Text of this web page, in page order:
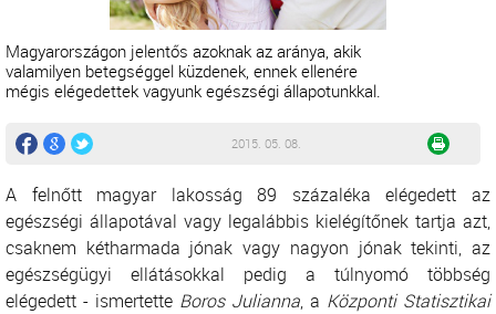
Magyarországon jelentős azoknak az aránya, akik
valamilyen betegséggel küzdenek, ennek ellenére
mégis elégedettek vagyunk egészségi állapotunkkal.
2015. 05. 08.
A felnőtt magyar lakosság 89 százaléka elégedett az
egészségi állapotával vagy legalábbis kielégítőnek tartja azt,
csaknem kétharmada jónak vagy nagyon jónak tekinti, az
egészségügyi ellátásokkal pedig a túlnyomó többség
elégedett - ismertette Boros Julianna, a Központi Statisztikai